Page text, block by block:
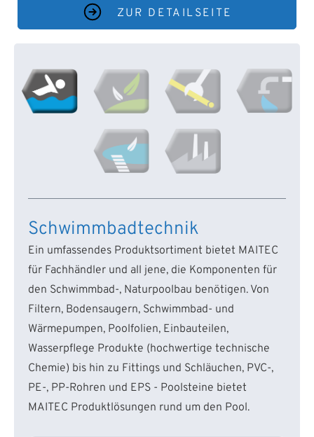
ZUR DETAILSEITE
Schwimmbadtechnik
Ein umfassendes Produktsortiment bietet MAITEC
für Fachhändler und all jene, die Komponenten für
den Schwimmbad-, Naturpoolbau benötigen. Von
Filtern, Bodensaugern, Schwimmbad- und
Wärmepumpen, Poolfolien, Einbauteilen,
Wasserpflege Produkte (hochwertige technische
Chemie) bis hin zu Fittings und Schläuchen, PVC-,
PE-, PP-Rohren und EPS - Poolsteine bietet
MAITEC Produktlösungen rund um den Pool.